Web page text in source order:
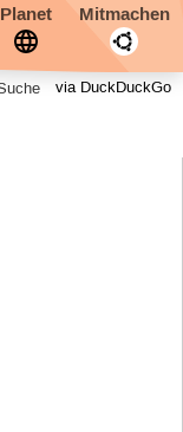
Planet Mitmachen
via DuckDuckGo